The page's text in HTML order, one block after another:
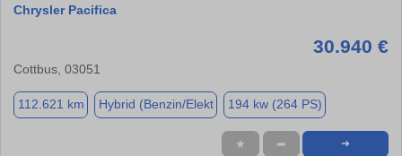
Chrysler Pacifica
30.940 €
Cottbus, 03051
112.621 km Hybrid (Benzin/Elekt 194 kw (264 PS)
★ ➦ ➜